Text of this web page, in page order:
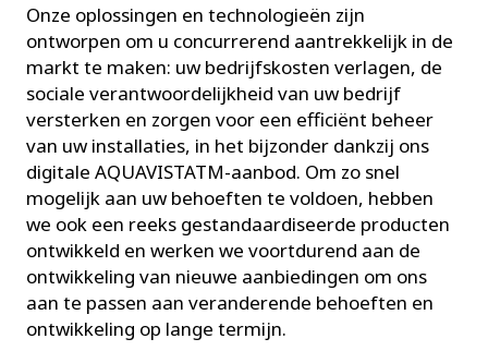
Onze oplossingen en technologieën zijn
ontworpen om u concurrerend aantrekkelijk in de
markt te maken: uw bedrijfskosten verlagen, de
sociale verantwoordelijkheid van uw bedrijf
versterken en zorgen voor een efficiënt beheer
van uw installaties, in het bijzonder dankzij ons
digitale AQUAVISTATM-aanbod. Om zo snel
mogelijk aan uw behoeften te voldoen, hebben
we ook een reeks gestandaardiseerde producten
ontwikkeld en werken we voortdurend aan de
ontwikkeling van nieuwe aanbiedingen om ons
aan te passen aan veranderende behoeften en
ontwikkeling op lange termijn.